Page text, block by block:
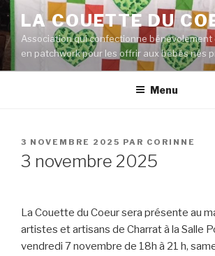
Aller
contenu
principal
LA COUETTE DU
Association qui confectionne
en patchwork pour les offrir aux bébés nés
Menu
PUBLIÉ
LE
3 NOVEMBRE 2025 PAR CORINNE
3 novembre 2025
La Couette du Coeur sera présente au
artistes et artisans de Charrat à la Salle
vendredi 7 novembre de 18h à 21 h,